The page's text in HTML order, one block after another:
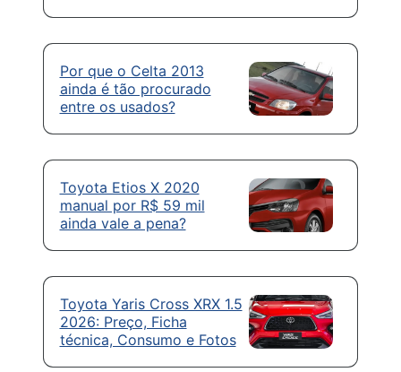
Por que o Celta 2013
ainda é tão procurado
entre os usados?
Toyota Etios X 2020
manual por R$ 59 mil
ainda vale a pena?
Toyota Yaris Cross XRX 1.5
2026: Preço, Ficha
técnica, Consumo e Fotos